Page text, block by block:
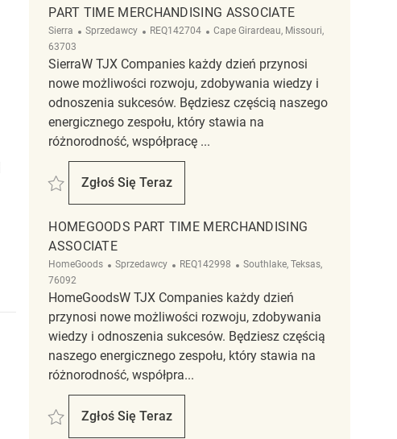
PART TIME MERCHANDISING ASSOCIATE
Sierra Kategoria
Sprzedawcy ReqId
REQ142704 Lokalizacja
Cape Girardeau, Missouri,
63703
SierraW TJX Companies każdy dzień przynosi
nowe możliwości rozwoju, zdobywania wiedzy i
odnoszenia sukcesów. Będziesz częścią naszego
energicznego zespołu, który stawia na
różnorodność, współpracę ...
Zapisać Part Time Merchandising Associate REQ142704
Zgłoś Się Teraz
Part Time Merchandising Associate
HOMEGOODS PART TIME MERCHANDISING
ASSOCIATE
HomeGoods Kategoria
Sprzedawcy ReqId
REQ142998 Lokalizacja
Southlake, Teksas,
76092
HomeGoodsW TJX Companies każdy dzień
przynosi nowe możliwości rozwoju, zdobywania
wiedzy i odnoszenia sukcesów. Będziesz częścią
naszego energicznego zespołu, który stawia na
różnorodność, współpra...
Zapisać HomeGoods Part Time Merchandising Associate REQ142998
Zgłoś Się Teraz
HomeGoods Part Time Merchandising